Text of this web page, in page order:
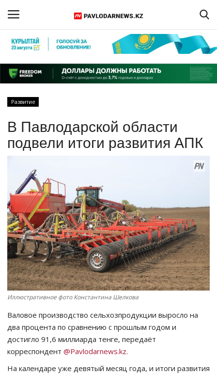
Регистрация
Главная
ПАВЛОДАРСКАЯ ОБЛАСТЬ
МИР
СПЕЦПРОЕКТЫ
СПОРТ
Чек-лист
РАЗВЛЕЧЕНИЯ
Курултай
Язык
Развитие
В Павлодарской области
подвели итоги развития АПК
Иллюстративное фото Константина Шелкова
Валовое производство сельхозпродукции выросло на
два процента по сравнению с прошлым годом и
достигло 91,6 миллиарда тенге, передаёт
корреспондент @Pavlodarnews.kz.
На календаре уже девятый месяц года, и итоги развития